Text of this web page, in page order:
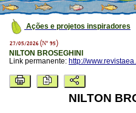
Ações e projetos inspiradores
27/05/2026 (Nº 95)
NILTON BROSEGHINI
Link permanente: http://
NILTON